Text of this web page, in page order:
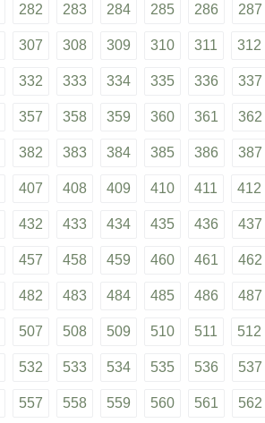
282 283 284 285 286 287
307 308 309 310 311 312
332 333 334 335 336 337
357 358 359 360 361 362
382 383 384 385 386 387
407 408 409 410 411 412
432 433 434 435 436 437
457 458 459 460 461 462
482 483 484 485 486 487
507 508 509 510 511 512
532 533 534 535 536 537
557 558 559 560 561 562